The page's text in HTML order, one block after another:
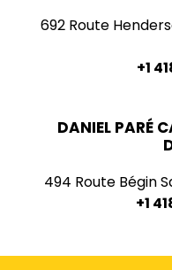
692 Route
+1
DANIEL PARÉ
494 Route Bégin
+1